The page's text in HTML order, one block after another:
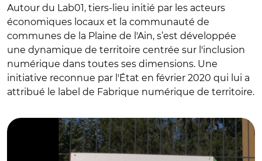
Autour du Lab01, tiers-lieu initié par les acteurs
économiques locaux et la communauté de
communes de la Plaine de l'Ain, s’est développée
une dynamique de territoire centrée sur l'inclusion
numérique dans toutes ses dimensions. Une
initiative reconnue par l'État en février 2020 qui lui a
attribué le label de Fabrique numérique de territoire.